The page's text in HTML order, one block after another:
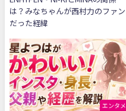
は？みなちゃんが西村力のファン
だった経緯
エンタメ